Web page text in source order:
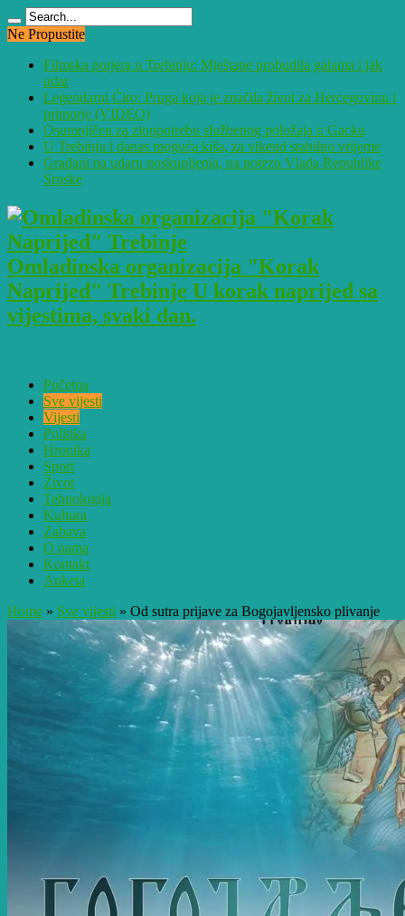
Ne Propustite
Filmska potjera u Trebinju: Mještane probudila galama i jak
udar
Legendarni Ćiro: Pruga koja je značila život za Hercegovinu i
primorje (VIDEO)
Osumnjičen za zloupotrebu službenog položaja u Gacku
U Trebinju i danas moguća kiša, za vikend stabilno vrijeme
Građani na udaru poskupljenja, na potezu Vlada Republike
Srpske
Omladinska organizacija "Korak
Naprijed" Trebinje U korak naprijed sa
vijestima, svaki dan.
Početna
Sve vijesti
Vijesti
Politika
Hronika
Sport
Život
Tehnologija
Kultura
Zabava
O nama
Kontakt
Anketa
Home » Sve vijesti » Od sutra prijave za Bogojavljensko plivanje